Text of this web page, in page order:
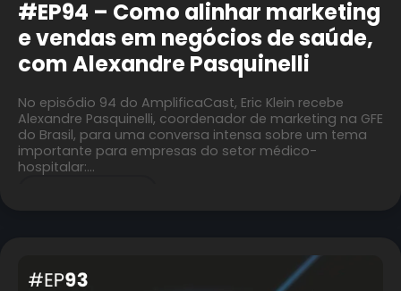
#EP94 – Como alinhar marketing
e vendas em negócios de saúde,
com Alexandre Pasquinelli
No episódio 94 do AmplificaCast, Eric Klein recebe
Alexandre Pasquinelli, coordenador de marketing na GFE
do Brasil, para uma conversa intensa sobre um tema
importante para empresas do setor médico-
hospitalar:…